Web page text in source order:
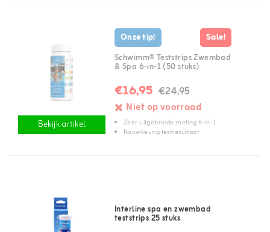
Bekijk artikel
Onze tip! Sale!
Schwimm® Teststrips Zwembad
& Spa 6-in-1 (50 stuks)
€16,95 €24,95
Niet op voorraad
Zeer uitgebreide meting 6-in-1
Nauwkeurig testresultaat
Interline spa en zwembad
teststrips 25 stuks